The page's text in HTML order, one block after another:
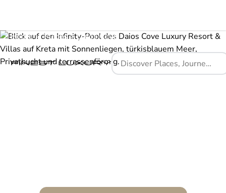
Home Places Daios Cove